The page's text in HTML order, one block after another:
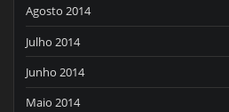
Agosto 2014
Julho 2014
Junho 2014
Maio 2014